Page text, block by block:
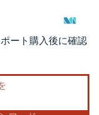
の表示が必要です。
ート購入後に確認